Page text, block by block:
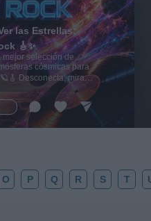
las Estrellas:
🎸✨
selección de
cósmicas para
Desconecta, mira
cero. 💾 ¡Guarda
noche estrellada!
O P Q R S T